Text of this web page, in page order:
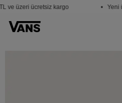
ve üzeri ücretsiz kargo • Yeni